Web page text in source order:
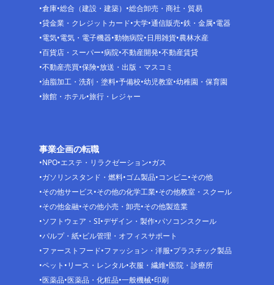
倉庫 総合（建設・建築）
総合卸売・商社・貿易
貸金業・クレジットカード 大学 通信販売 鉄・金属 電器
電気 電気・電子機器 動物病院 日用雑貨 農林水産
百貨店・スーパー 病院 不動産開発 不動産賃貸
不動産売買 保険 放送・出版・マスコミ
油脂加工・洗剤・塗料 予備校 幼児教室 幼稚園・保育園
旅館・ホテル 旅行・レジャー
事業企画の転職
NPO エステ・リラクゼーション ガス
ガソリンスタンド・燃料 ゴム製品 コンビニ その他
その他サービス その他の化学工業 その他教室・スクール
その他金融 その他小売・卸売 その他製造業
ソフトウェア・SI デザイン・製作 パソコンスクール
パルプ・紙 ビル管理・オフィスサポート
ファーストフード ファッション・洋服 プラスチック製品
ペット リース・レンタル 衣服・繊維 医院・診療所
医薬品 医薬品・化粧品 一般機械 印刷